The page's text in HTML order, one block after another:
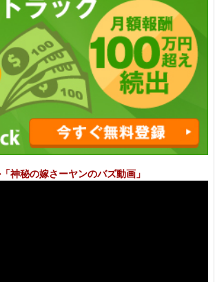
「神秘の嫁さーヤンのバズ動画」